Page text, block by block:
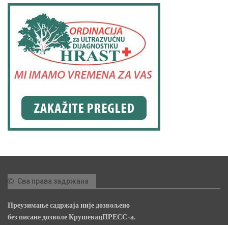
Сва права задржана
Преузимање садржаја није дозвољено
без писане дозволе КрушевацПРЕСС-а.